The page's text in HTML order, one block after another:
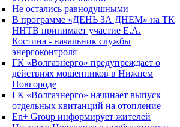
Не остались равнодушными
В программе «ДЕНЬ ЗА ДНЕМ» на ТК
ННТВ принимает участие Е.А.
Костина - начальник службы
энергоконтроля
ГК «Волгаэнерго» предупреждает о
действиях мошенников в Нижнем
Новгороде
ГК «Волгаэнерго» начинает выпуск
отдельных квитанций на отопление
En+ Group информирует жителей